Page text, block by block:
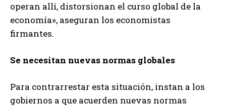
operan allí, distorsionan el curso global de la
economía», aseguran los economistas
firmantes.
Se necesitan nuevas normas globales
Para contrarrestar esta situación, instan a los
gobiernos a que acuerden nuevas normas